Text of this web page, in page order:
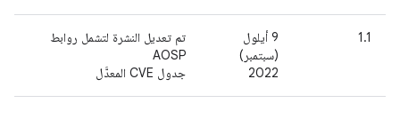
1.1
9 أيلول
(سبتمبر)
2022
تم تعديل النشرة لتشمل روابط
AOSP
جدول CVE المعدَّل